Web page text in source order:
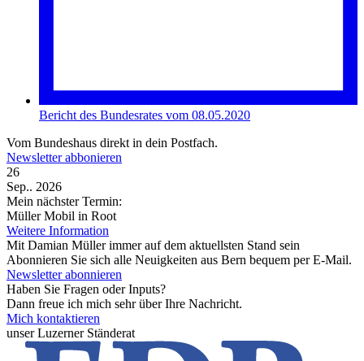
Bericht des Bundesrates vom 08.05.2020
Vom Bundeshaus direkt in dein Postfach.
Newsletter abbonieren
26
Sep.. 2026
Mein nächster Termin:
Müller Mobil in Root
Weitere Information
Mit Damian Müller immer auf dem aktuellsten Stand sein
Abonnieren Sie sich alle Neuigkeiten aus Bern bequem per E-Mail.
Newsletter abonnieren
Haben Sie Fragen oder Inputs?
Dann freue ich mich sehr über Ihre Nachricht.
Mich kontaktieren
unser Luzerner Ständerat